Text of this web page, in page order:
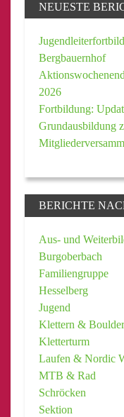
NEUESTE
Bergbauernhof
2026
Fortbildung:
Grundausbildung
BERICHTE
Aus- und
Burgoberbach
Familiengruppe
Hesselberg
Jugend
Klettern &
Kletterturm
Laufen & Nordic
MTB & Rad
Schröcken
Sektion